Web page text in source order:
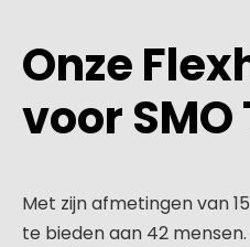
Onze
voor
Met zijn afmetingen van
te bieden aan 42